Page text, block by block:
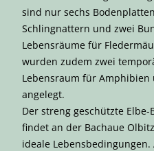
sind nur sechs
Schlingnattern und zwei
Lebensräume für
wurden zudem zwei
Lebensraum für Amphibien
angelegt.
Der streng geschützte
findet an der Bachaue
ideale